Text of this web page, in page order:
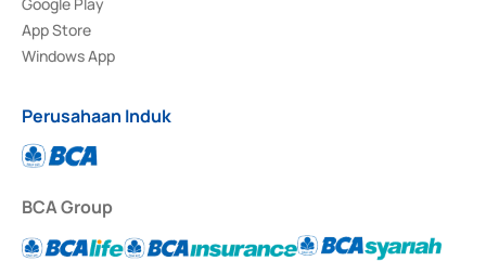
App Store
Windows App
Perusahaan Induk
BCA Group